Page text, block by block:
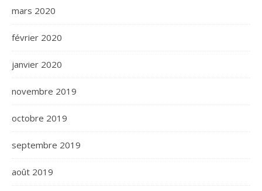
mars 2020
février 2020
janvier 2020
novembre 2019
octobre 2019
septembre 2019
août 2019